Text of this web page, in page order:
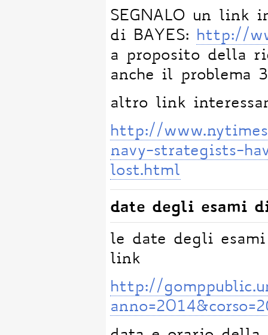
SEGNALO un link
di BAYES: http://
a proposito della
anche il problema
altro link
http://
navy-strategists-
lost.html
date degli esami
le date degli
link
http://